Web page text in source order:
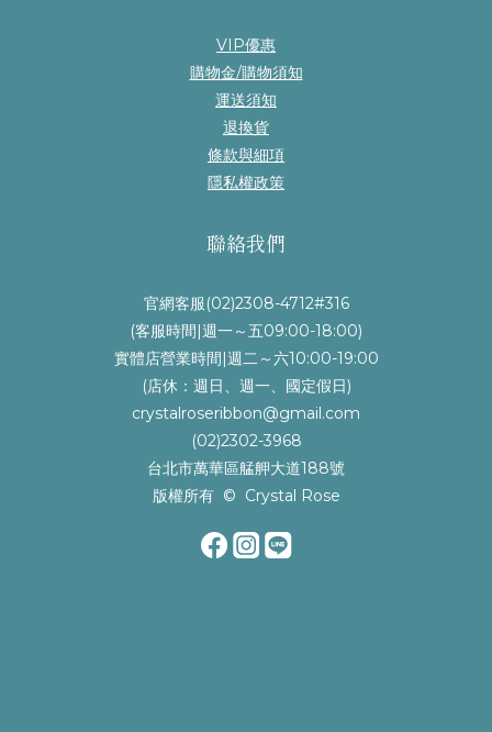
VIP優惠
購物金/購物須知
運送須知
退換貨
條款與細項
隱私權政策
聯絡我們
官網客服(02)2308-4712#316
(客服時間|週一～五09:00-18:00)
實體店營業時間|週二～六10:00-19:00
(店休：週日、週一、國定假日)
crystalroseribbon@gmail.com
(02)2302-3968
台北市萬華區艋舺大道188號
版權所有 © Crystal Rose